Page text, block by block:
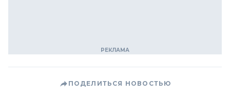
ПОДЕЛИТЬСЯ НОВОСТЬЮ